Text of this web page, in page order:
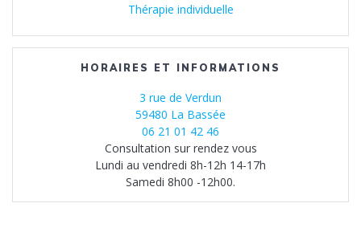
Thérapie individuelle
HORAIRES ET INFORMATIONS
3 rue de Verdun
59480 La Bassée
06 21 01 42 46
Consultation sur rendez vous
Lundi au vendredi 8h-12h 14-17h
Samedi 8h00 -12h00.